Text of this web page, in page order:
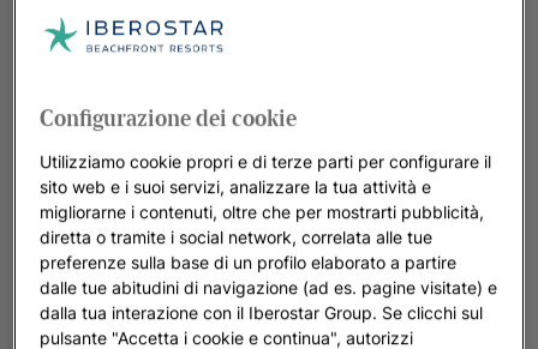
Configurazione dei cookie
Utilizziamo cookie propri e di terze parti per configurare il
sito web e i suoi servizi, analizzare la tua attività e
migliorarne i contenuti, oltre che per mostrarti pubblicità,
diretta o tramite i social network, correlata alle tue
preferenze sulla base di un profilo elaborato a partire
dalle tue abitudini di navigazione (ad es. pagine visitate) e
dalla tua interazione con il Iberostar Group. Se clicchi sul
pulsante "Accetta i cookie e continua", autorizzi